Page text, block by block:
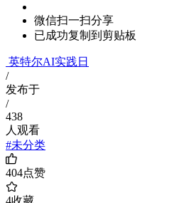
微信扫一扫分享
已成功复制到剪贴板
英特尔AI实践日
/
发布于
/
438
人观看
#未分类
404点赞